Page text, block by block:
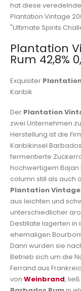
hat diese
Plantation Vintage
"Ultimate Spirits
Plantation
Rum 42,8%
Exquisiter
Karibik
Der Plantation
zwei Unternehmen
Herstellung ist die
Karibikinsel
fermentierte
hochwertigem Bajan
column still als auch
Plantation Vintage
aus leichten und
unterschiedlicher
Destillate lagerten in
ehemaligen
Dann wurden sie
Betrieb sich um die
Ferrand aus
von Weinbrand,